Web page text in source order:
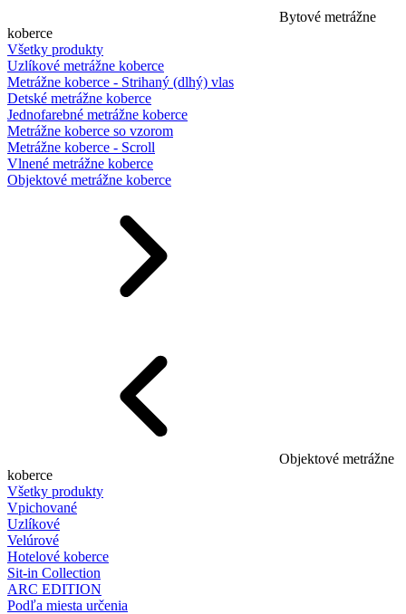
Bytové metrážne
koberce
Všetky produkty
Uzlíkové metrážne koberce
Metrážne koberce - Strihaný (dlhý) vlas
Detské metrážne koberce
Jednofarebné metrážne koberce
Metrážne koberce so vzorom
Metrážne koberce - Scroll
Vlnené metrážne koberce
Objektové metrážne koberce
Objektové metrážne
koberce
Všetky produkty
Vpichované
Uzlíkové
Velúrové
Hotelové koberce
Sit-in Collection
ARC EDITION
Podľa miesta určenia